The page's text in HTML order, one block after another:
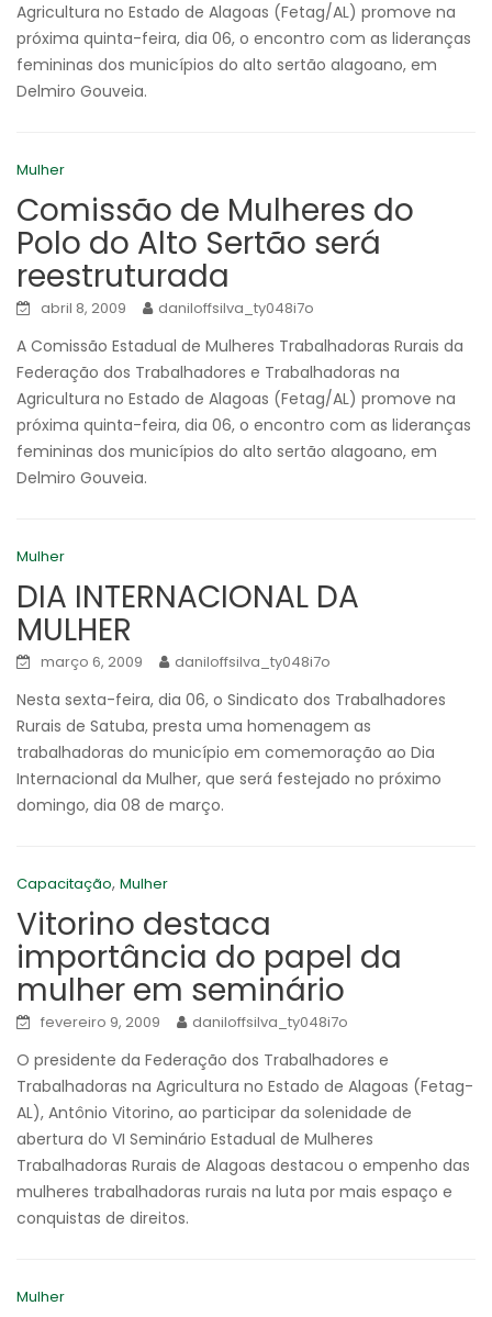
Agricultura no Estado de Alagoas (Fetag/AL) promove na
próxima quinta-feira, dia 06, o encontro com as lideranças
femininas dos municípios do alto sertão alagoano, em
Delmiro Gouveia.
Mulher
Comissão de Mulheres do
Polo do Alto Sertão será
reestruturada
abril 8, 2009 daniloffsilva_ty048i7o
A Comissão Estadual de Mulheres Trabalhadoras Rurais da
Federação dos Trabalhadores e Trabalhadoras na
Agricultura no Estado de Alagoas (Fetag/AL) promove na
próxima quinta-feira, dia 06, o encontro com as lideranças
femininas dos municípios do alto sertão alagoano, em
Delmiro Gouveia.
Mulher
DIA INTERNACIONAL DA
MULHER
março 6, 2009 daniloffsilva_ty048i7o
Nesta sexta-feira, dia 06, o Sindicato dos Trabalhadores
Rurais de Satuba, presta uma homenagem as
trabalhadoras do município em comemoração ao Dia
Internacional da Mulher, que será festejado no próximo
domingo, dia 08 de março.
Capacitação, Mulher
Vitorino destaca
importância do papel da
mulher em seminário
fevereiro 9, 2009 daniloffsilva_ty048i7o
O presidente da Federação dos Trabalhadores e
Trabalhadoras na Agricultura no Estado de Alagoas (Fetag-
AL), Antônio Vitorino, ao participar da solenidade de
abertura do VI Seminário Estadual de Mulheres
Trabalhadoras Rurais de Alagoas destacou o empenho das
mulheres trabalhadoras rurais na luta por mais espaço e
conquistas de direitos.
Mulher